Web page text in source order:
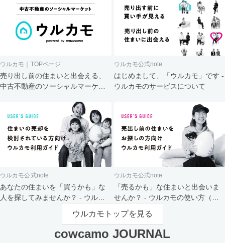
ウルカモ｜TOPページ
売り出し前の住まいと出会える、
中古不動産のソーシャルマーケッ
ウルカモ公式note
はじめまして、「ウルカモ」です -
ウルカモのサービスについて
ウルカモ公式note
あなたの住まいを「買うかも」な
人を探してみませんか？ - ウルカ
ウルカモ公式note
「売るかも」な住まいと出会いま
せんか？ - ウルカモの使い方（買
主さま向け）
ウルカモトップを見る
cowcamo JOURNAL